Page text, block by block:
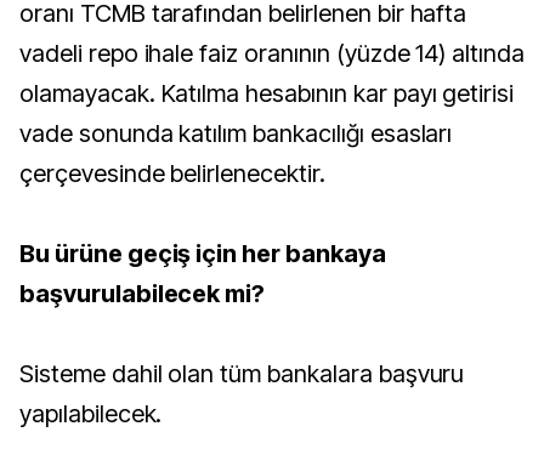
oranı TCMB tarafından belirlenen bir hafta
vadeli repo ihale faiz oranının (yüzde 14) altında
olamayacak. Katılma hesabının kar payı getirisi
vade sonunda katılım bankacılığı esasları
çerçevesinde belirlenecektir.
Bu ürüne geçiş için her bankaya
başvurulabilecek mi?
Sisteme dahil olan tüm bankalara başvuru
yapılabilecek.